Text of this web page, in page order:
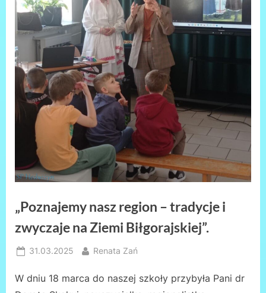
„Poznajemy nasz region – tradycje i
zwyczaje na Ziemi Biłgorajskiej”.
Posted
31.03.2025 By
Renata Zań
W dniu 18 marca do naszej szkoły przybyła Pani dr